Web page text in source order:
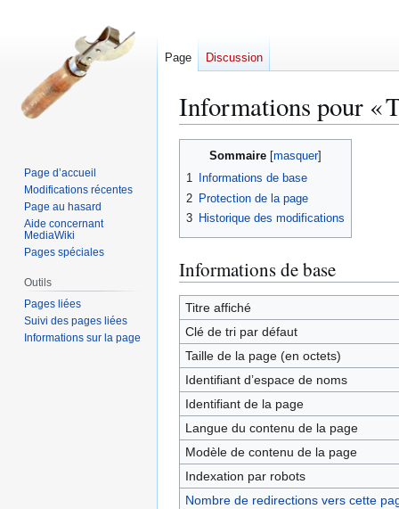
Informations pour «
navigation
recherche
Sommaire
1
Informations de base
2 Protection de la page
3 Historique des modifications
Informations de base
Titre affiché
Clé de tri par défaut
Taille de la page (en octets)
Identifiant dʼespace de noms
Identifiant de la page
Langue du contenu de la page
Modèle de contenu de la page
Indexation par robots
Nombre de redirections vers cette
Page Discussion
Page d’accueil
Modifications récentes
Page au hasard
Aide concernant
MediaWiki
Pages spéciales
Outils
Pages liées
Suivi des pages liées
Informations sur la page